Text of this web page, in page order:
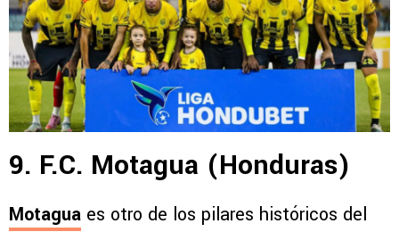
9. F.C. Motagua (Honduras)
Motagua es otro de los pilares históricos del